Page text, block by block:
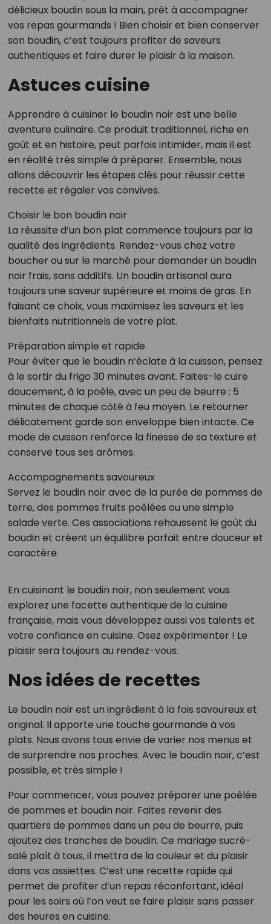
délicieux boudin sous la main, prêt à accompagner
vos repas gourmands ! Bien choisir et bien conserver
son boudin, c’est toujours profiter de saveurs
authentiques et faire durer le plaisir à la maison.
Astuces cuisine
Apprendre à cuisiner le boudin noir est une belle
aventure culinaire. Ce produit traditionnel, riche en
goût et en histoire, peut parfois intimider, mais il est
en réalité très simple à préparer. Ensemble, nous
allons découvrir les étapes clés pour réussir cette
recette et régaler vos convives.
Choisir le bon boudin noir
La réussite d’un bon plat commence toujours par la
qualité des ingrédients. Rendez-vous chez votre
boucher ou sur le marché pour demander un boudin
noir frais, sans additifs. Un boudin artisanal aura
toujours une saveur supérieure et moins de gras. En
faisant ce choix, vous maximisez les saveurs et les
bienfaits nutritionnels de votre plat.
Préparation simple et rapide
Pour éviter que le boudin n’éclate à la cuisson, pensez
à le sortir du frigo 30 minutes avant. Faites-le cuire
doucement, à la poêle, avec un peu de beurre : 5
minutes de chaque côté à feu moyen. Le retourner
délicatement garde son enveloppe bien intacte. Ce
mode de cuisson renforce la finesse de sa texture et
conserve tous ses arômes.
Accompagnements savoureux
Servez le boudin noir avec de la purée de pommes de
terre, des pommes fruits poêlées ou une simple
salade verte. Ces associations rehaussent le goût du
boudin et créent un équilibre parfait entre douceur et
caractère.
En cuisinant le boudin noir, non seulement vous
explorez une facette authentique de la cuisine
française, mais vous développez aussi vos talents et
votre confiance en cuisine. Osez expérimenter ! Le
plaisir sera toujours au rendez-vous.
Nos idées de recettes
Le boudin noir est un ingrédient à la fois savoureux et
original. Il apporte une touche gourmande à vos
plats. Nous avons tous envie de varier nos menus et
de surprendre nos proches. Avec le boudin noir, c’est
possible, et très simple !
Pour commencer, vous pouvez préparer une poêlée
de pommes et boudin noir. Faites revenir des
quartiers de pommes dans un peu de beurre, puis
ajoutez des tranches de boudin. Ce mariage sucré-
salé plaît à tous, il mettra de la couleur et du plaisir
dans vos assiettes. C’est une recette rapide qui
permet de profiter d’un repas réconfortant, idéal
pour les soirs où l’on veut se faire plaisir sans passer
des heures en cuisine.